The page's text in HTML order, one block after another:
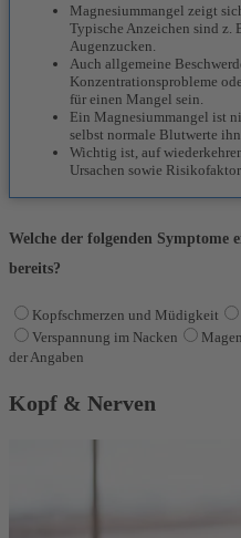
Magnesiummangel zeigt
Typische Anzeichen sind z.
Augenzucken.
Auch allgemeine
Konzentrationsprobleme
für einen Mangel sein.
Ein Magnesiummangel ist
selbst normale Blutwerte
Wichtig ist, auf
Ursachen sowie
Welche der folgenden Symptome
bereits?
Kopfschmerzen und Müdigkeit
Verspannung im Nacken
der Angaben
Kopf & Nerven